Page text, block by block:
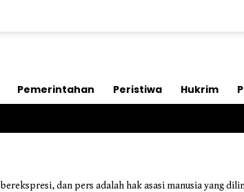
Pemerintahan Peristiwa Hukrim
dan pers adalah hak asasi manusia yang